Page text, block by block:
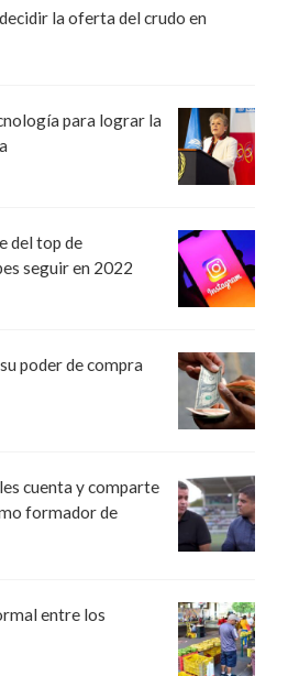
la oferta del crudo en
para lograr la
del top de
seguir en 2022
poder de compra
cuenta y comparte
formador de
entre los